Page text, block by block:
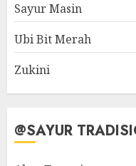
Sayur Masin
Ubi Bit Merah
Zukini
@SAYUR